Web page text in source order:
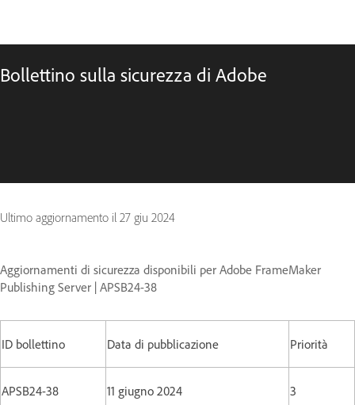
Bollettino sulla sicurezza di Adobe
Ultimo aggiornamento il 27 giu 2024
Aggiornamenti di sicurezza disponibili per Adobe FrameMaker
Publishing Server | APSB24-38
ID bollettino Data di pubblicazione Priorità
APSB24-38 11 giugno 2024 3